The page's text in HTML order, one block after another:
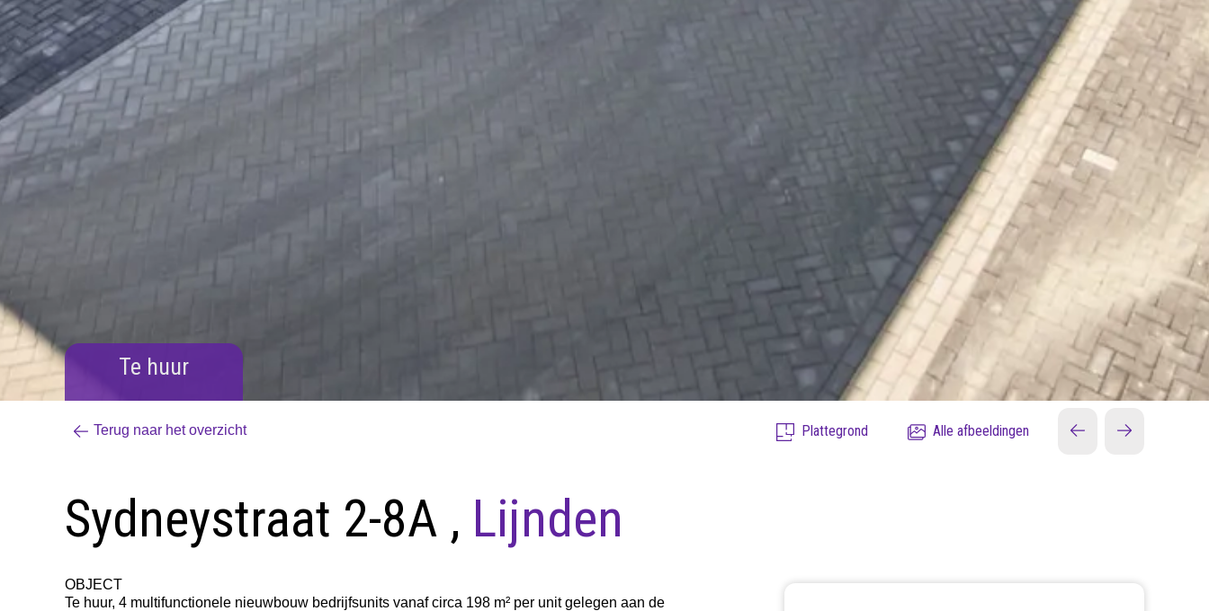
Te huur
Terug naar het overzicht Plattegrond Alle afbeeldingen
Sydneystraat 2-8A , Lijnden
OBJECT
Te huur, 4 multifunctionele nieuwbouw bedrijfsunits vanaf circa 198 m² per unit gelegen aan de